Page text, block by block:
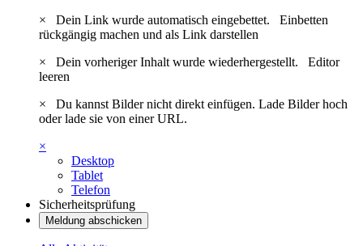
×
Dein Link wurde automatisch eingebettet. Einbetten
rückgängig machen und als Link darstellen
×
Dein vorheriger Inhalt wurde wiederhergestellt. Editor
leeren
×
Du kannst Bilder nicht direkt einfügen. Lade Bilder hoch
oder lade sie von einer URL.
×
Desktop
Tablet
Telefon
Sicherheitsprüfung
Meldung abschicken